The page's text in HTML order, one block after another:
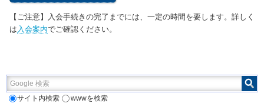
【ご注意】入会手続きの完了までには、一定の時間を要します。詳しく
は 入会案内でご確認ください。
Google 検索
サイト内検索 wwwを検索